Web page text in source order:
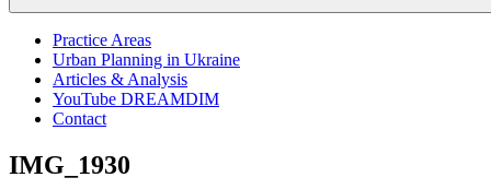
Practice Areas
Urban Planning in Ukraine
Articles & Analysis
YouTube DREAMDIM
Contact
IMG_1930